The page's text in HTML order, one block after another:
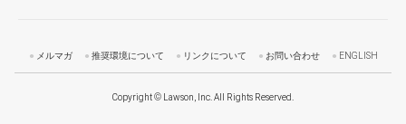
メルマガ 推奨環境について リンクについて お問い合わせ ENGLISH
Copyright © Lawson, Inc. All Rights Reserved.